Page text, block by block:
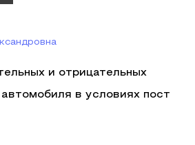
и отрицательных
автомобиля в условиях пост